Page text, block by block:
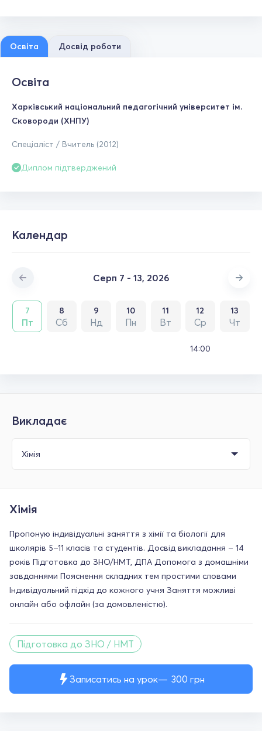
Освіта Досвід роботи
Освіта
Харківський національний педагогічний університет ім.
Сковороди (ХНПУ)
Спеціаліст / Вчитель (2012)
Диплом підтверджений
Календар
Серп 7 - 13, 2026
7
Пт
8
Сб
9
Нд
10
Пн
11
Вт
12
Ср
13
Чт
14:00
Викладає
Записатись на урок 300 грн
Хімія
Пропоную індивідуальні заняття з хімії та біології для
школярів 5–11 класів та студентів. Досвід викладання – 14
років Підготовка до ЗНО/НМТ, ДПА Допомога з домашніми
завданнями Пояснення складних тем простими словами
Індивідуальний підхід до кожного учня Заняття можливі
онлайн або офлайн (за домовленістю).
Підготовка до ЗНО / НМТ